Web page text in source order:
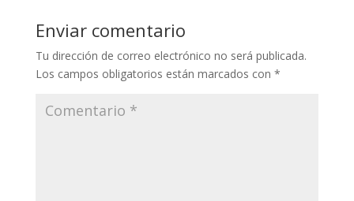
Enviar comentario
Tu dirección de correo electrónico no será publicada.
Los campos obligatorios están marcados con *